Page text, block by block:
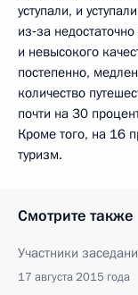
уступали, и
из‑за
и невысокого
постепенно,
количество
почти на 30
Кроме того, на 16
туризм.
Смотрите также
Участники
17 августа 2015 года